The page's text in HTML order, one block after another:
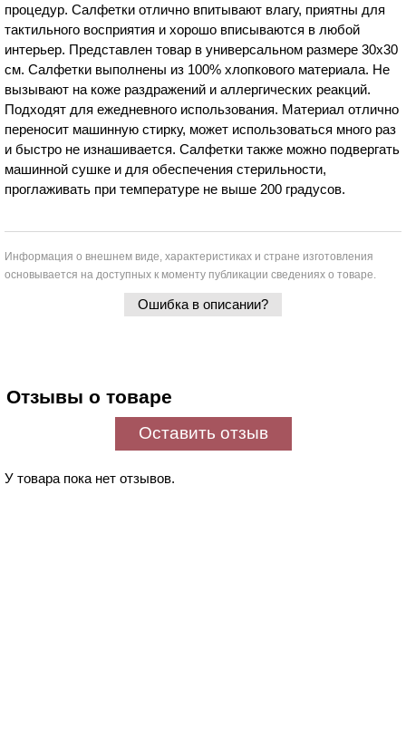
процедур. Салфетки отлично впитывают влагу, приятны для
тактильного восприятия и хорошо вписываются в любой
интерьер. Представлен товар в универсальном размере 30х30
см. Салфетки выполнены из 100% хлопкового материала. Не
вызывают на коже раздражений и аллергических реакций.
Подходят для ежедневного использования. Материал отлично
переносит машинную стирку, может использоваться много раз
и быстро не изнашивается. Салфетки также можно подвергать
машинной сушке и для обеспечения стерильности,
проглаживать при температуре не выше 200 градусов.
Информация о внешнем виде, характеристиках и стране изготовления
основывается на доступных к моменту публикации сведениях о товаре.
Ошибка в описании?
Отзывы о товаре
Оставить отзыв
У товара пока нет отзывов.